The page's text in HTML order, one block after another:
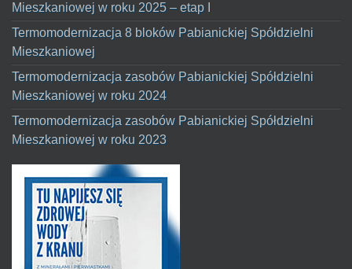
Mieszkaniowej w roku 2025 – etap I
Termomodernizacja 8 bloków Pabianickiej Spółdzielni
Mieszkaniowej
Termomodernizacja zasobów Pabianickiej Spółdzielni
Mieszkaniowej w roku 2024
Termomodernizacja zasobów Pabianickiej Spółdzielni
Mieszkaniowej w roku 2023